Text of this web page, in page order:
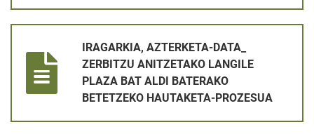
IRAGARKIA, AZTERKETA-DATA_
ZERBITZU ANITZETAKO LANGILE
PLAZA BAT ALDI BATERAKO
BETETZEKO HAUTAKETA-PROZESUA